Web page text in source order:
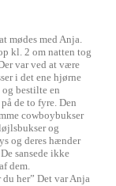
mødes med Anja.
kl. 2 om natten tog
var ved at være
i det ene hjørne
bestilte en
de to fyre. Den
cowboybukser
og
og deres hænder
sansede ikke
dem.
her” Det var Anja